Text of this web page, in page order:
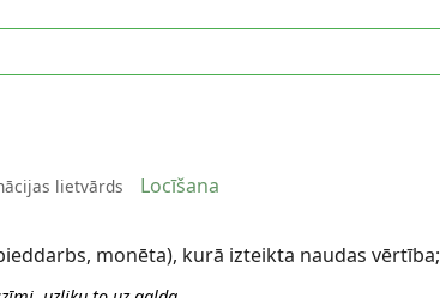
lietvārds Locīšana
monēta), kurā izteikta naudas vērtība;